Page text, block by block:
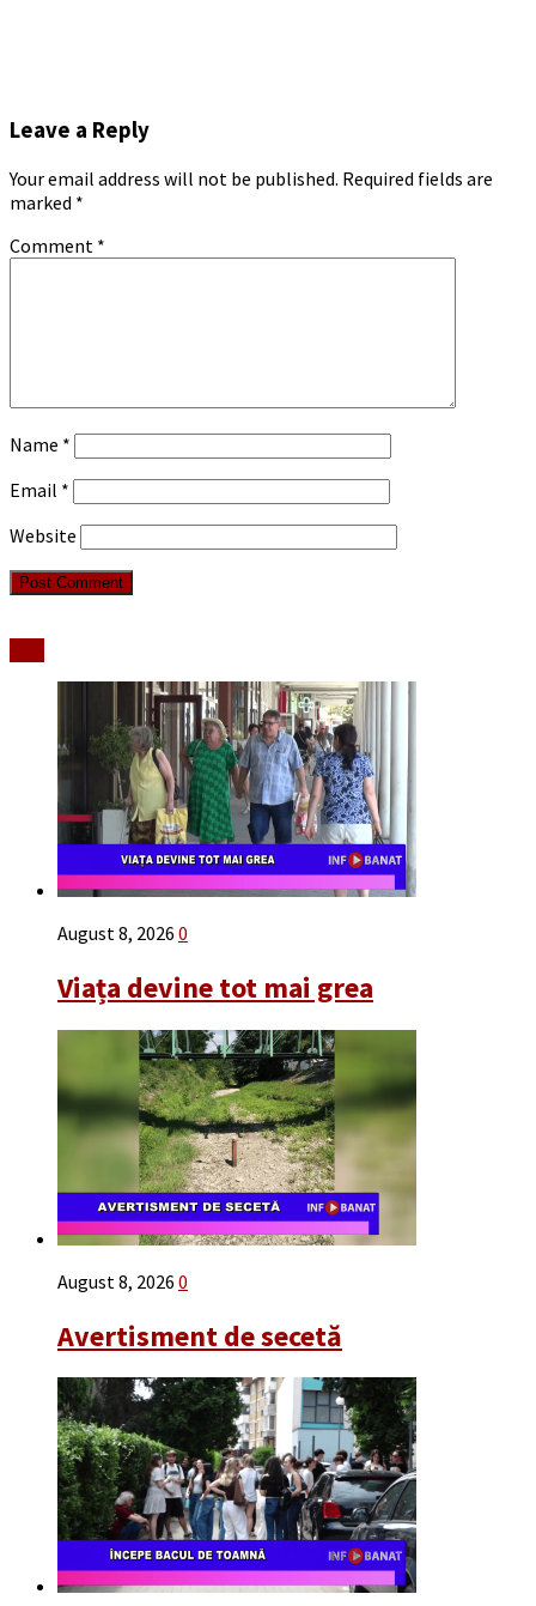
Leave a Reply
Your email address will not be published. Required fields are
marked *
Comment *
Name *
Email *
Website
August 8, 2026 0
Viața devine tot mai grea
August 8, 2026 0
Avertisment de secetă